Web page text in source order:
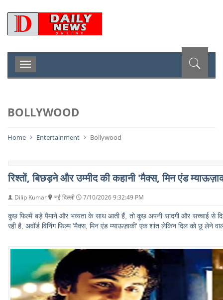
Toggle
navigation
BOLLYWOOD
Home Entertainment Bollywood
रिश्तों, बिछड़ने और उम्मीद की कहानी 'मैक्स, मिन एंड
Dilip Kumar नई दिल्ली 7/10/2026 9:32:49 PM
कुछ फिल्में बड़े पैमाने और भव्यता के साथ आती हैं, तो कुछ अपनी सादगी और सच्चाई से
रही है, अवॉर्ड विनिंग फिल्म 'मैक्स, मिन एंड म्याऊज़ाकी' एक शांत लेकिन दिल को छू लेने